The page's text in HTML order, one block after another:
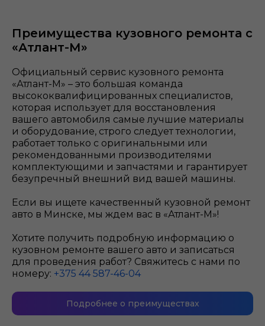
Преимущества кузовного ремонта с
«Атлант-М»
Официальный сервис кузовного ремонта
«Атлант-М» – это большая команда
высококвалифицированных специалистов,
которая использует для восстановления
вашего автомобиля самые лучшие материалы
и оборудование, строго следует технологии,
работает только с оригинальными или
рекомендованными производителями
комплектующими и запчастями и гарантирует
безупречный внешний вид вашей машины.
Если вы ищете качественный кузовной ремонт
авто в Минске, мы ждем вас в «Атлант-М»!
Хотите получить подробную информацию о
кузовном ремонте вашего авто и записаться
для проведения работ? Свяжитесь с нами по
номеру: +375 44 587-46-04
Подробнее о преимуществах